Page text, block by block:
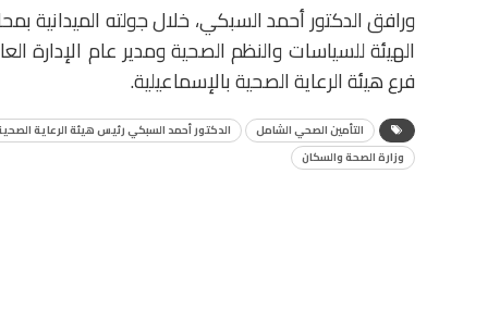
ورافق الدكتور أحمد السبكي، خلال جولته الميدانية
الهيئة للسياسات والنظم الصحية ومدير عام الإدارة
فرع هيئة الرعاية الصحية بالإسماعيلية.
التأمين الصحي الشامل
الدكتور أحمد السبكي رئيس هيئة الرعاية
وزارة الصحة والسكان